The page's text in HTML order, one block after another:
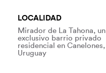
LOCALIDAD
Mirador de La Tahona, un
exclusivo barrio privado
residencial en Canelones,
Uruguay